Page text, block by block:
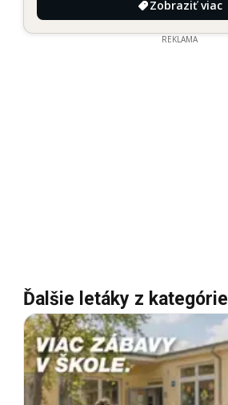
Zobraziť viac
REKLAMA
Ďalšie letáky z kategórie